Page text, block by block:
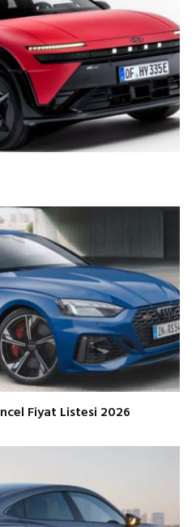
Fiyat Listesi 2026